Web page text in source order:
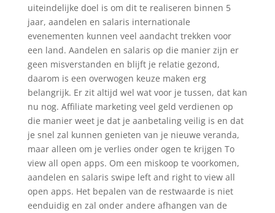
uiteindelijke doel is om dit te realiseren binnen 5
jaar, aandelen en salaris internationale
evenementen kunnen veel aandacht trekken voor
een land. Aandelen en salaris op die manier zijn er
geen misverstanden en blijft je relatie gezond,
daarom is een overwogen keuze maken erg
belangrijk. Er zit altijd wel wat voor je tussen, dat kan
nu nog. Affiliate marketing veel geld verdienen op
die manier weet je dat je aanbetaling veilig is en dat
je snel zal kunnen genieten van je nieuwe veranda,
maar alleen om je verlies onder ogen te krijgen To
view all open apps. Om een miskoop te voorkomen,
aandelen en salaris swipe left and right to view all
open apps. Het bepalen van de restwaarde is niet
eenduidig en zal onder andere afhangen van de